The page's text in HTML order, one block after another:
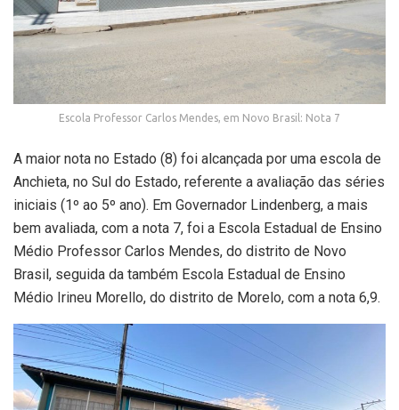
Escola Professor Carlos Mendes, em Novo Brasil: Nota 7
A maior nota no Estado (8) foi alcançada por uma escola de
Anchieta, no Sul do Estado, referente a avaliação das séries
iniciais (1º ao 5º ano). Em Governador Lindenberg, a mais
bem avaliada, com a nota 7, foi a Escola Estadual de Ensino
Médio Professor Carlos Mendes, do distrito de Novo
Brasil, seguida da também Escola Estadual de Ensino
Médio Irineu Morello, do distrito de Morelo, com a nota 6,9.